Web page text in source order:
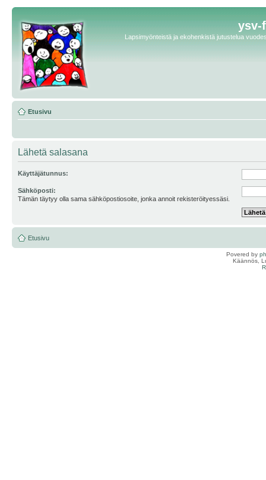
ysv-
Lapsimyönteistä ja ekohenkistä jutustelua
Etusivu
Lähetä salasana
Käyttäjätunnus:
Sähköposti:
Tämän täytyy olla sama sähköpostiosoite, jonka annoit rekisteröityessäsi.
Etusivu
Povered by
Käännös,